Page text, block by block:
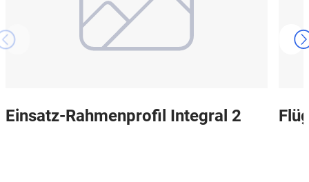
Einsatz-Rahmenprofil Integral 2